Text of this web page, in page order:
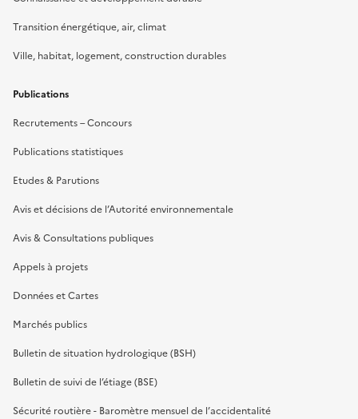
Transition énergétique, air, climat
Ville, habitat, logement, construction durables
Publications
Recrutements – Concours
Publications statistiques
Etudes & Parutions
Avis et décisions de l’Autorité environnementale
Avis & Consultations publiques
Appels à projets
Données et Cartes
Marchés publics
Bulletin de situation hydrologique (BSH)
Bulletin de suivi de l’étiage (BSE)
Sécurité routière - Baromètre mensuel de l’accidentalité